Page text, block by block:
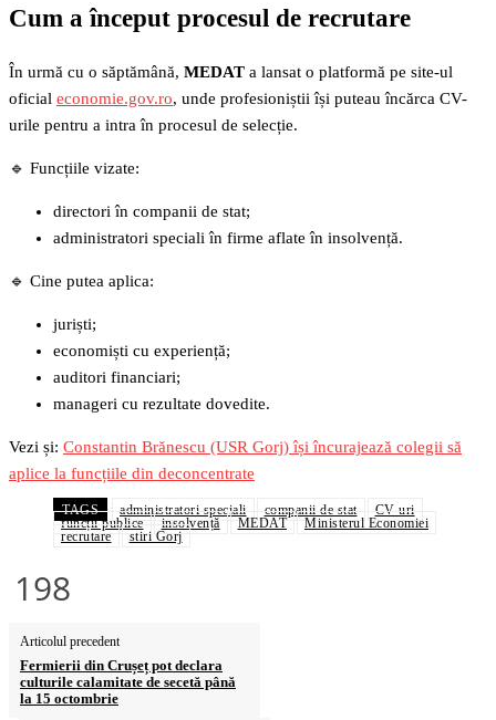
Cum a început procesul de recrutare
În urmă cu o săptămână, MEDAT a lansat o platformă pe site-ul
oficial economie.gov.ro, unde profesioniștii își puteau încărca CV-
urile pentru a intra în procesul de selecție.
🔹 Funcțiile vizate:
directori în companii de stat;
administratori speciali în firme aflate în insolvență.
🔹 Cine putea aplica:
juriști;
economiști cu experiență;
auditori financiari;
manageri cu rezultate dovedite.
Vezi și: Constantin Brănescu (USR Gorj) își încurajează colegii să
aplice la funcțiile din deconcentrate
TAGS administratori speciali companii de stat
CV-uri
funcții publice
insolvență MEDAT
Ministerul Economiei
recrutare
stiri Gorj
198
Articolul precedent
Fermierii din Crușeț pot declara
culturile calamitate de secetă până
la 15 octombrie